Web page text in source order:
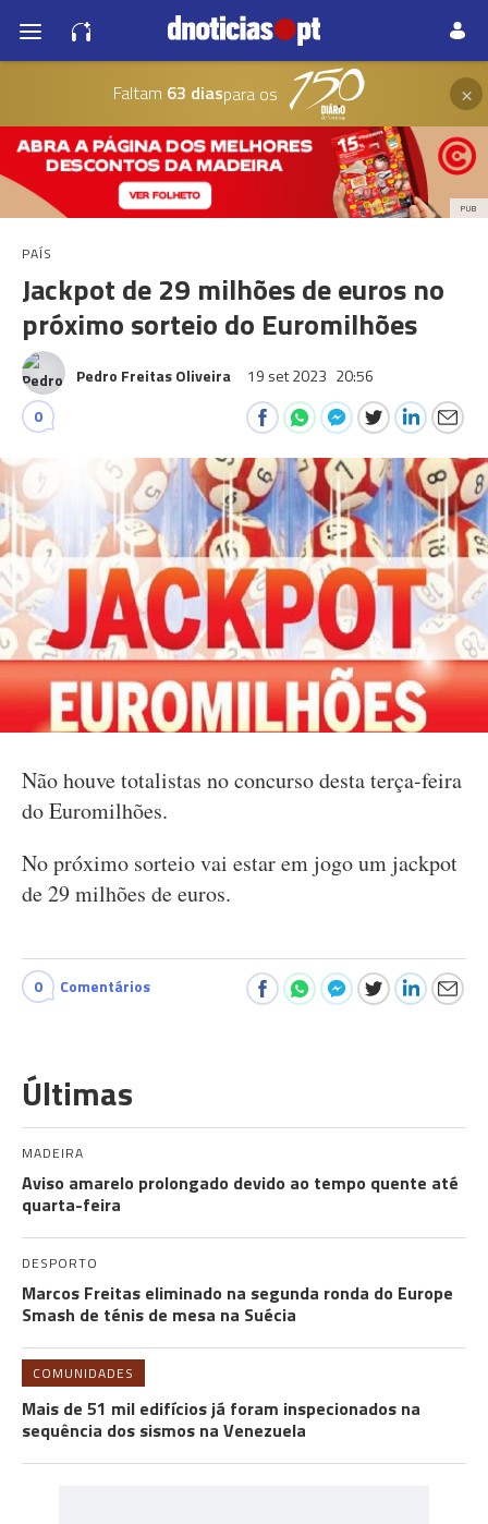
Faltam 63 diaspara os ×
PUB
PAÍS
Jackpot de 29 milhões de euros no
próximo sorteio do Euromilhões
Pedro Freitas Oliveira 19 set 2023 20:56
0
Não houve totalistas no concurso desta terça-feira
do Euromilhões.
No próximo sorteio vai estar em jogo um jackpot
de 29 milhões de euros.
0 Comentários
Últimas
MADEIRA
Aviso amarelo prolongado devido ao tempo quente até
quarta-feira
DESPORTO
Marcos Freitas eliminado na segunda ronda do Europe
Smash de ténis de mesa na Suécia
COMUNIDADES
Mais de 51 mil edifícios já foram inspecionados na
sequência dos sismos na Venezuela